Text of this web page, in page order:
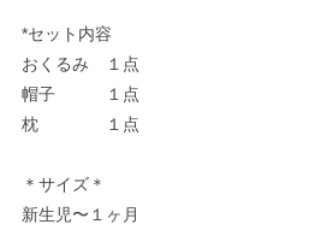
*セット内容
おくるみ １点
帽子 １点
枕 １点
＊サイズ＊
新生児〜１ヶ月